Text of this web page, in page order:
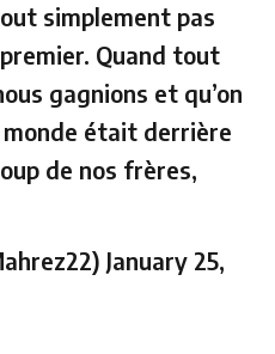
simplement pas
Quand tout
gagnions et qu’on
était derrière
de nos frères,
January 25,